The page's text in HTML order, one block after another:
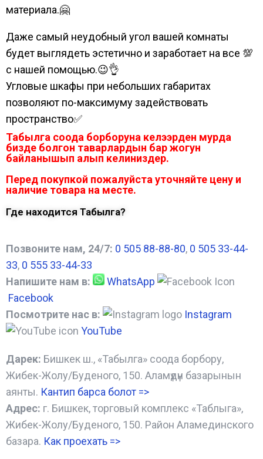
материала.🤗
Даже самый неудобный угол вашей комнаты
будет выглядеть эстетично и заработает на все 💯
с нашей помощью.😉👌
Угловые шкафы при небольших габаритах
позволяют по-максимуму задействовать
пространство✅
Табылга соода борборуна келээрден мурда
бизде болгон таварлардын бар жогун
байланышып алып келиниздер.
Перед покупкой пожалуйста уточняйте цену и
наличие товара на месте.
Где находится Табылга?
Позвоните нам, 24/7: 0 505 88-88-80, 0 505 33-44-
33, 0 555 33-44-33
Напишите нам в:
WhatsApp
Facebook
Посмотрите нас в:
Instagram
YouTube
Дарек: Бишкек ш., «Табылга» соода борбору,
Жибек-Жолу/Буденого, 150. Аламүдүн базарынын
аянты. Кантип барса болот =>
Адрес: г. Бишкек, торговый комплекс «Таблыга»,
Жибек-Жолу/Буденого, 150. Район Аламединского
базара. Как проехать =>